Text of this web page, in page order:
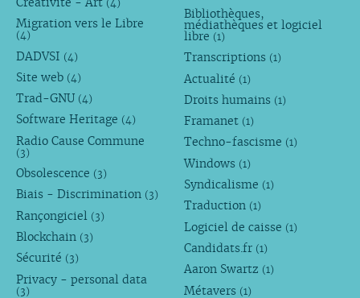
(4)
Migration vers le Libre
(4)
DADVSI (4)
Site web (4)
Trad-GNU (4)
Software Heritage (4)
Radio Cause Commune
(3)
Obsolescence (3)
Biais - Discrimination (3)
Rançongiciel (3)
Blockchain (3)
Sécurité (3)
Privacy - personal data
(3)
Bibliothèques,
médiathèques et logiciel
libre (1)
Transcriptions (1)
Actualité (1)
Droits humains (1)
Framanet (1)
Techno-fascisme (1)
Windows (1)
Syndicalisme (1)
Traduction (1)
Logiciel de caisse (1)
Candidats.fr (1)
Aaron Swartz (1)
Métavers (1)